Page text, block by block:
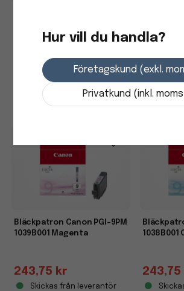
243,75 kr
Skickas från leverantör
+
243,75
-
Bläckpatron Canon PGI-9PM
1039B001 Magenta
243,75 kr
Skickas från leverantör
1038B001
243,75
Hur vill du handla?
Företagskund (exkl.
Privatkund (inkl.